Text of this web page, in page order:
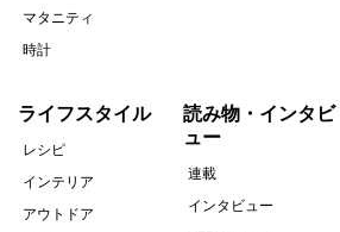
マタニティ
時計
ライフスタイル
レシピ
インテリア
アウトドア
読み物・インタビ
ュー
連載
インタビュー